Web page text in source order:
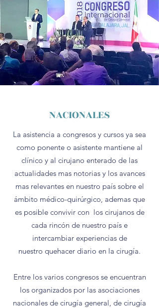
NACIONALES
La asistencia a congresos y cursos ya sea
como ponente o asistente mantiene al
clínico y al cirujano enterado de las
actualidades mas notorias y los avances
mas relevantes en nuestro país sobre el
ámbito médico-quirúrgico, ademas que
es posible convivir con los cirujanos de
cada rincón de nuestro país e
intercambiar experiencias de
nuestro quehacer diario en la cirugía.
Entre los varios congresos se encuentran
los organizados por las asociaciones
nacionales de cirugía general, de cirugía